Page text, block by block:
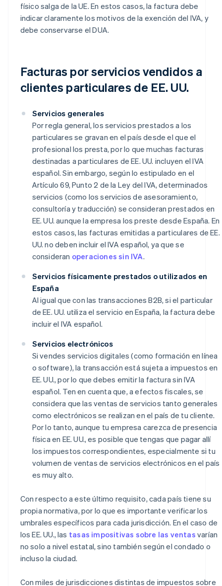
físico salga de la UE. En estos casos, la factura debe
indicar claramente los motivos de la exención del IVA, y
debe conservarse el DUA.
Facturas por servicios vendidos a
clientes particulares de EE. UU.
Servicios generales
Por regla general, los servicios prestados a los
particulares se gravan en el país desde el que el
profesional los presta, por lo que muchas facturas
destinadas a particulares de EE. UU. incluyen el IVA
español. Sin embargo, según lo estipulado en el
Artículo 69, Punto 2 de la Ley del IVA, determinados
servicios (como los servicios de asesoramiento,
consultoría y traducción) se consideran prestados en
EE. UU. aunque la empresa los preste desde España. En
estos casos, las facturas emitidas a particulares de EE.
UU. no deben incluir el IVA español, ya que se
consideran operaciones sin IVA.
Servicios físicamente prestados o utilizados en
España
Al igual que con las transacciones B2B, si el particular
de EE. UU. utiliza el servicio en España, la factura debe
incluir el IVA español.
Servicios electrónicos
Si vendes servicios digitales (como formación en línea
o software), la transacción está sujeta a impuestos en
EE. UU., por lo que debes emitir la factura sin IVA
español. Ten en cuenta que, a efectos fiscales, se
considera que las ventas de servicios tanto generales
como electrónicos se realizan en el país de tu cliente.
Por lo tanto, aunque tu empresa carezca de presencia
física en EE. UU., es posible que tengas que pagar allí
los impuestos correspondientes, especialmente si tu
volumen de ventas de servicios electrónicos en el país
es muy alto.
Con respecto a este último requisito, cada país tiene su
propia normativa, por lo que es importante verificar los
umbrales específicos para cada jurisdicción. En el caso de
los EE. UU., las tasas impositivas sobre las ventas varían
no solo a nivel estatal, sino también según el condado o
incluso la ciudad.
Con miles de jurisdicciones distintas de impuestos sobre